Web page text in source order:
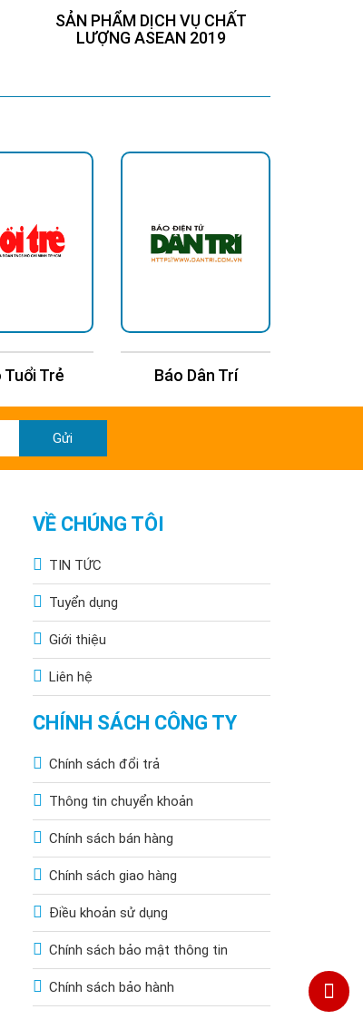
SẢN PHẨM DỊCH VỤ CHẤT
LƯỢNG ASEAN 2019
Báo Dân Trí Báo Thanh Niên
Gửi
VỀ CHÚNG TÔI
TIN TỨC
Tuyển dụng
Giới thiệu
Liên hệ
CHÍNH SÁCH CÔNG TY
Chính sách đổi trả
Thông tin chuyển khoản
Chính sách bán hàng
Chính sách giao hàng
Điều khoản sử dụng
Chính sách bảo mật thông tin
Chính sách bảo hành